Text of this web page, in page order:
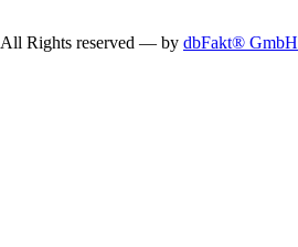
All Rights reserved — by dbFakt® GmbH